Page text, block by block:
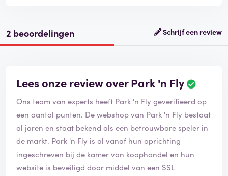
2 beoordelingen Schrijf een review
Lees onze review over Park 'n Fly
B
o
o
r
d
Ons team van experts heeft Park 'n Fly geverifieerd op
een aantal punten. De webshop van Park 'n Fly bestaat
al jaren en staat bekend als een betrouwbare speler in
de markt. Park 'n Fly is al vanaf hun oprichting
ingeschreven bij de kamer van koophandel en hun
website is beveiligd door middel van een SSL